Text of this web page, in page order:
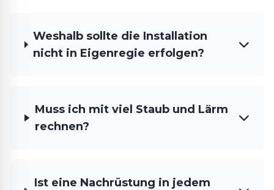
Weshalb sollte die Installation
nicht in Eigenregie erfolgen?
Muss ich mit viel Staub und Lärm
rechnen?
Ist eine Nachrüstung in jedem